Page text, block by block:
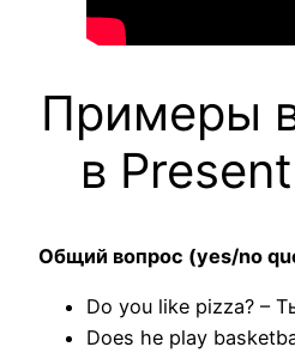
Примеры
в
Общий вопрос (yes/no
Do you like pizza? –
Does he play